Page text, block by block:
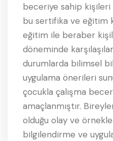
beceriye sahip
bu sertifika ve eğitim
eğitim ile beraber
döneminde
durumlarda bilimsel
uygulama önerileri
çocukla çalışma
amaçlanmıştır.
olduğu olay ve
bilgilendirme ve